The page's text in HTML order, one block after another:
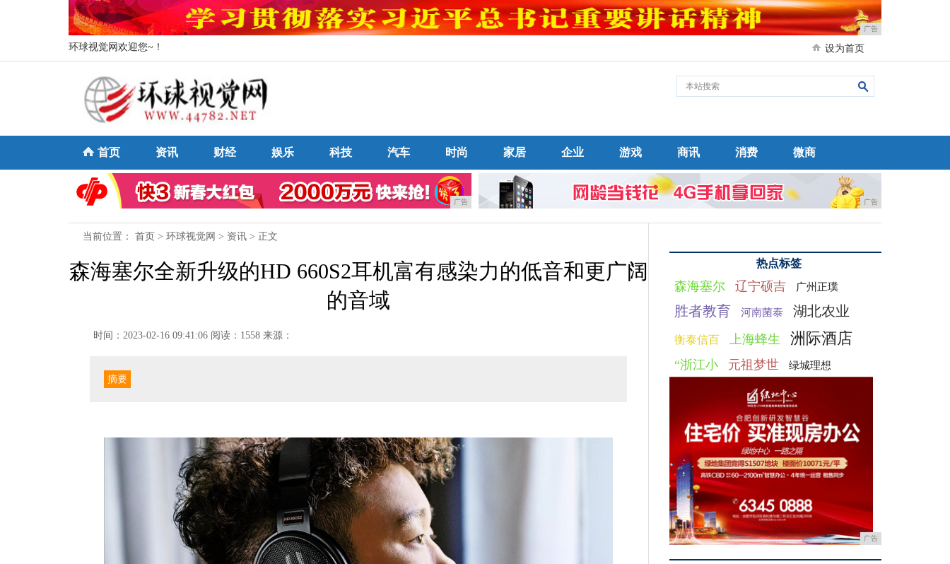
广告
环球视觉网欢迎您~！ 设为首页
首页 资讯 财经 娱乐 科技 汽车 时尚 家居 企业 游戏 商讯 消费 微商
广告 广告
当前位置： 首页 > 环球视觉网 > 资讯 > 正文
森海塞尔全新升级的HD 660S2耳机富有感染力的低音和更广阔
的音域
时间：2023-02-16 09:41:06 阅读：1558 来源：
摘要
热点标签
森海塞尔 辽宁硕吉 广州正璞
胜者教育 河南菌泰 湖北农业
衡泰信百 上海蜂生 洲际酒店
“浙江小 元祖梦世 绿城理想
广告